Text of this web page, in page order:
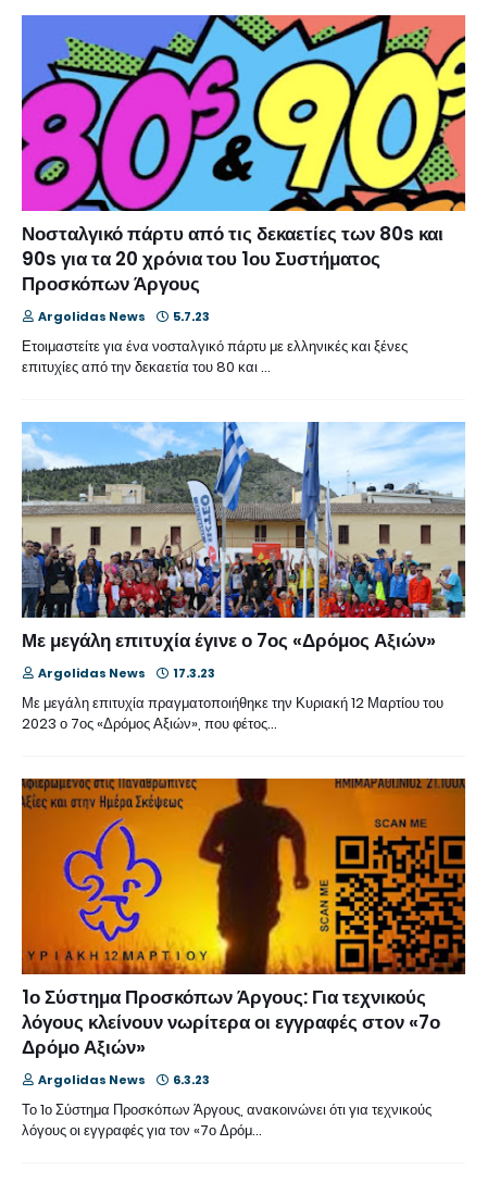
Νοσταλγικό πάρτυ από τις δεκαετίες των 80s και
90s για τα 20 χρόνια του 1ου Συστήματος
Προσκόπων Άργους
Argolidas News 5.7.23
Ετοιμαστείτε για ένα νοσταλγικό πάρτυ με ελληνικές και ξένες
επιτυχίες από την δεκαετία του 80 και …
Με μεγάλη επιτυχία έγινε ο 7ος «Δρόμος Αξιών»
Argolidas News 17.3.23
Με μεγάλη επιτυχία πραγματοποιήθηκε την Κυριακή 12 Μαρτίου του
2023 ο 7ος «Δρόμος Αξιών», που φέτος…
1ο Σύστημα Προσκόπων Άργους: Για τεχνικούς
λόγους κλείνουν νωρίτερα οι εγγραφές στον «7ο
Δρόμο Αξιών»
Argolidas News 6.3.23
Το 1ο Σύστημα Προσκόπων Άργους, ανακοινώνει ότι για τεχνικούς
λόγους οι εγγραφές για τον «7ο Δρόμ…